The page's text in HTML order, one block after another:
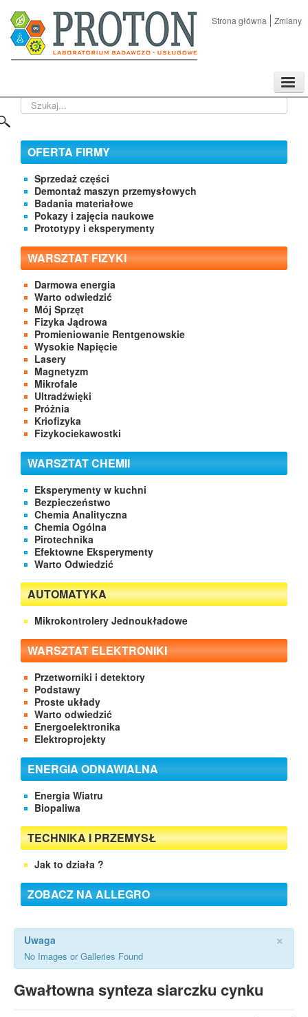
Strona główna Zmiany
Kontakt
Szukaj...
OFERTA FIRMY
Sprzedaż części
Demontaż maszyn przemysłowych
Badania materiałowe
Pokazy i zajęcia naukowe
Prototypy i eksperymenty
WARSZTAT FIZYKI
Darmowa energia
Warto odwiedzić
Mój Sprzęt
Fizyka Jądrowa
Promieniowanie Rentgenowskie
Wysokie Napięcie
Lasery
Magnetyzm
Mikrofale
Ultradźwięki
Próżnia
Kriofizyka
Fizykociekawostki
WARSZTAT CHEMII
Eksperymenty w kuchni
Bezpieczeństwo
Chemia Analityczna
Chemia Ogólna
Pirotechnika
Efektowne Eksperymenty
Warto Odwiedzić
AUTOMATYKA
Mikrokontrolery Jednoukładowe
WARSZTAT ELEKTRONIKI
Przetworniki i detektory
Podstawy
Proste układy
Warto odwiedzić
Energoelektronika
Elektroprojekty
ENERGIA ODNAWIALNA
Energia Wiatru
Biopaliwa
TECHNIKA I PRZEMYSŁ
Jak to działa ?
ZOBACZ NA ALLEGRO
×
Uwaga
No Images or Galleries Found
Gwałtowna synteza siarczku cynku